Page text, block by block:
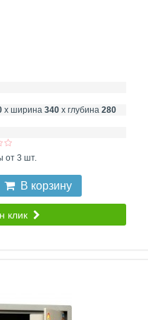
х ширина 340 х глубина 280
от 3 шт.
В корзину
клик